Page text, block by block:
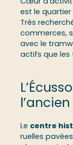
plus prisés de
du Bassin
commerces
vie aussi
sous-sol vient
Lattes,
Castelnau le
est le
Très
commerces,
avec le
actifs que les
l’ancien
Le centre
ruelles